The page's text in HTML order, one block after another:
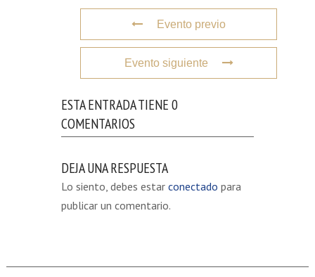
Evento previo
Evento siguiente
ESTA ENTRADA TIENE 0
COMENTARIOS
DEJA UNA RESPUESTA
Lo siento, debes estar conectado para
publicar un comentario.